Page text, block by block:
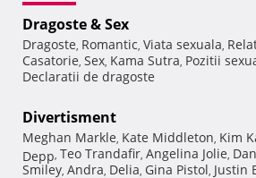
Dragoste & Sex
Dragoste, Romantic, Viata sexuala,
Casatorie, Sex, Kama Sutra, Pozitii
Declaratii de dragoste
Divertisment
Meghan Markle, Kate Middleton, Kim
Depp, Teo Trandafir, Angelina Jolie,
Smiley, Andra, Delia, Gina Pistol, Justin